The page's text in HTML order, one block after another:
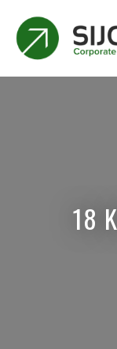
18